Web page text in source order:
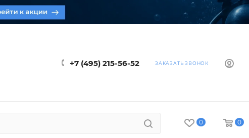
+7 (495) 215-56-52 ЗАКАЗАТЬ ЗВОНОК
0 0